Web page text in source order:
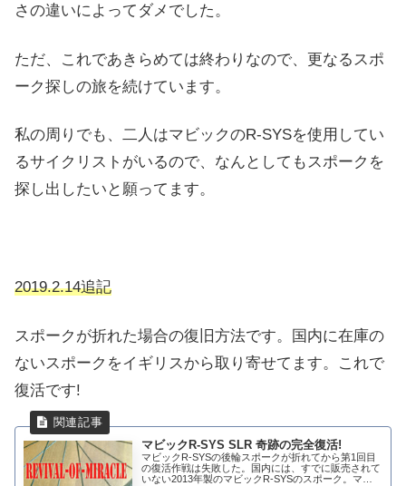
さの違いによってダメでした。
ただ、これであきらめては終わりなので、更なるスポ
ーク探しの旅を続けています。
私の周りでも、二人はマビックのR-SYSを使用してい
るサイクリストがいるので、なんとしてもスポークを
探し出したいと願ってます。
2019.2.14追記
スポークが折れた場合の復旧方法です。国内に在庫の
ないスポークをイギリスから取り寄せてます。これで
復活です!
マビックR-SYS SLR 奇跡の完全復活!
マビックR-SYSの後輪スポークが折れてから第1回目
の復活作戦は失敗した。国内には、すでに販売されて
いない2013年製のマビックR-SYSのスポーク。マビ